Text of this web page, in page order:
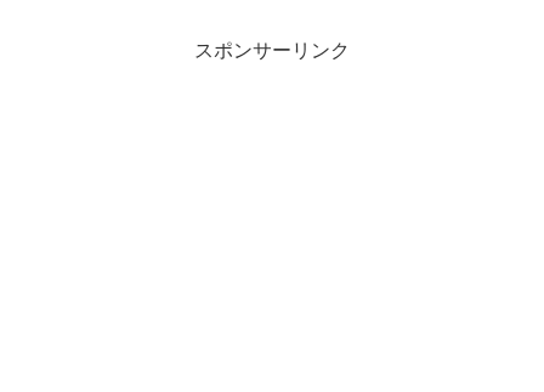
スポンサーリンク